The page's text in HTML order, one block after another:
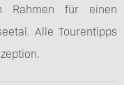
Rahmen für einen
Alle Tourentipps